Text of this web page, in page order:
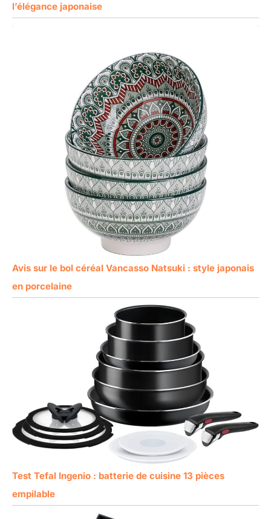
l’élégance japonaise
Avis sur le bol céréal Vancasso Natsuki : style japonais
en porcelaine
Test Tefal Ingenio : batterie de cuisine 13 pièces
empilable